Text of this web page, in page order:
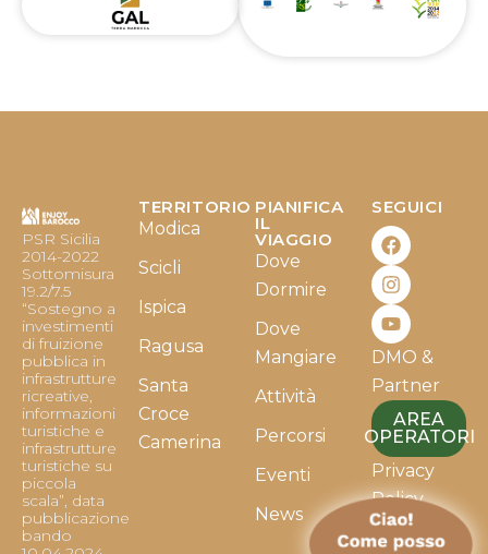
PSR Sicilia
2014-2022
Sottomisura
19.2/7.5
“Sostegno a
investimenti
di fruizione
pubblica in
infrastrutture
ricreative,
informazioni
turistiche e
infrastrutture
turistiche su
piccola
scala”, data
pubblicazione
bando
TERRITORIO
Modica
Scicli
Ispica
Ragusa
Santa
Croce
Camerina
PIANIFICA
IL
VIAGGIO
Dove
Dormire
Dove
Mangiare
Attività
Percorsi
Eventi
News
SEGUICI
F
a
c
e
b
o
o
k
I
n
s
t
a
g
r
a
m
Y
o
u
t
u
b
e
DMO &
Partner
AREA
OPERATORI
Privacy
Policy
Cookie